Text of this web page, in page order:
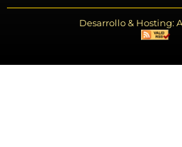
Desarrollo & Hosting: